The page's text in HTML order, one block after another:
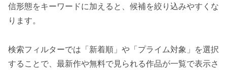
信形態をキーワードに加えると、候補を絞り込みやすくな
ります。
検索フィルターでは「新着順」や「プライム対象」を選択
することで、最新作や無料で見られる作品が一覧で表示さ